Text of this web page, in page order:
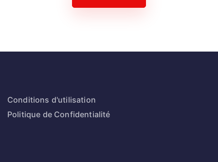
Conditions d'utilisation
Politique de Confidentialité